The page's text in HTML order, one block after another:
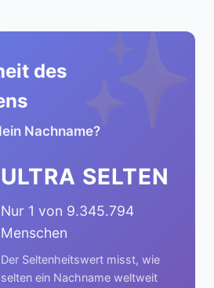
✨
des
Nachname?
ULTRA SELTEN
Nur 1 von 9.345.794
Menschen
Der Seltenheitswert misst, wie
selten ein Nachname weltweit